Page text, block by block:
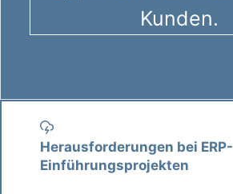
Kunden.
Herausforderungen bei ERP-
Einführungsprojekten